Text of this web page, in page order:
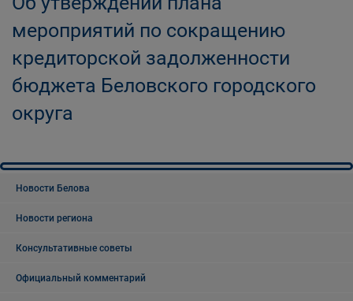
мероприятий по сокращению
кредиторской задолженности
бюджета Беловского городского
округа
Новости Белова
Новости региона
Консультативные советы
Официальный комментарий